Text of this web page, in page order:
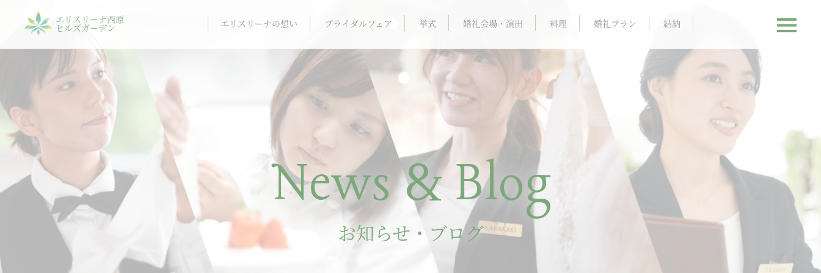
エリスリーナ西原
ヒルズガーデン エリスリーナの想い ブライダルフェア 挙式 婚礼会場・演出 料理 婚礼プラン 結納
News & Blog
お知らせ・ブログ